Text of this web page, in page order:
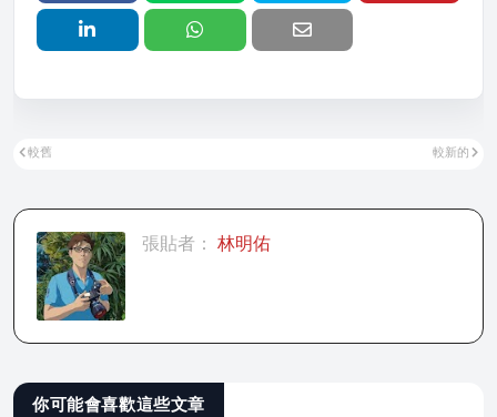
較新的
較舊
張貼者： 林明佑
你可能會喜歡這些文章